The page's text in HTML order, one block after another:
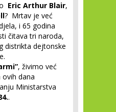
Eric Arthur Blair,
? Mrtav je već
i 65 godina
čitava tri naroda,
distrikta dejtonske
, živimo već
dana
Ministarstva
.